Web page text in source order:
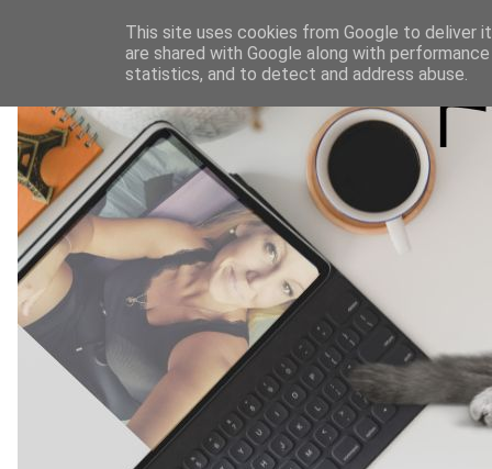
This site uses cookies from Google to deliver
are shared with Google along with
statistics, and to detect and address abuse.